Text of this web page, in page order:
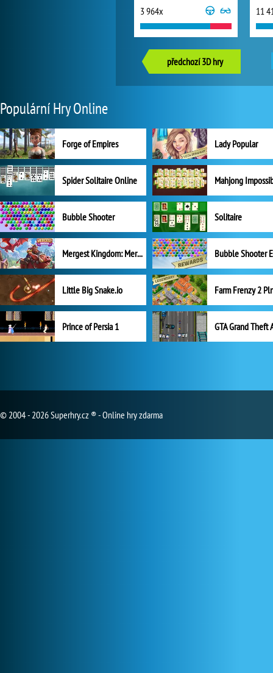
3 964x 11
předchozí 3D hry
Populární Hry Online
Forge of Empires Lady Popular
Spider Solitaire Online Mahjong
Bubble Shooter Solitaire
Mergest Kingdom: Merge Puzzle
Little Big Snake.io
Prince of Persia 1 GTA Grand Theft
© 2004 - 2026 Superhry.cz ® - Online hry zdarma